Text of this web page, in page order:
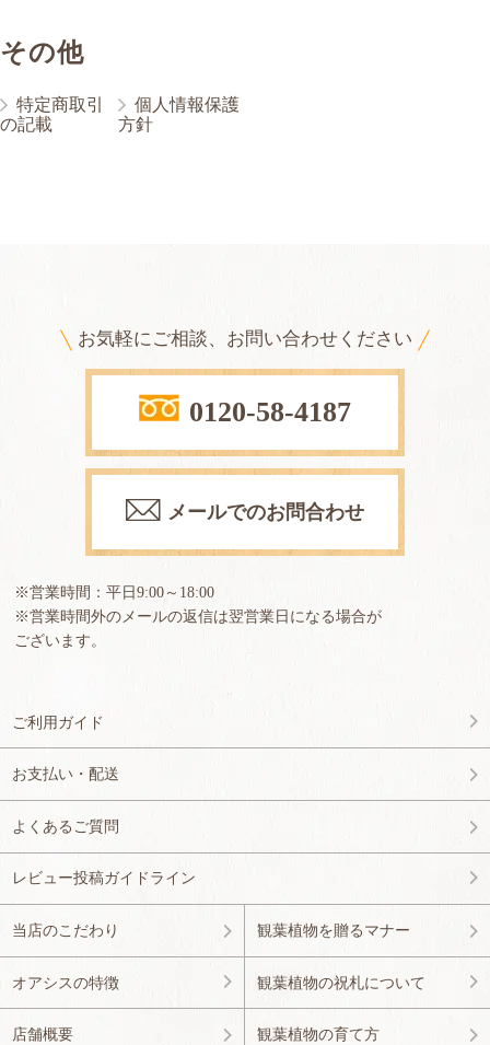
その他
特定商取引
の記載
個人情報保護
方針
お気軽にご相談、お問い合わせください
0120-58-4187
メールでのお問合わせ
※営業時間：平日9:00～18:00
※営業時間外のメールの返信は翌営業日になる場合が
ございます。
ご利用ガイド
お支払い・配送
よくあるご質問
レビュー投稿ガイドライン
当店のこだわり
オアシスの特徴
店舗概要
観葉植物を贈るマナー
観葉植物の祝札について
観葉植物の育て方